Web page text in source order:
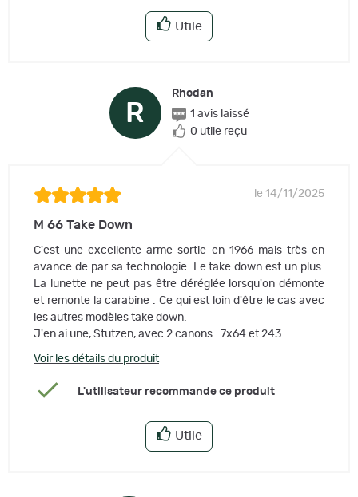
Utile
R
Rhodan
1 avis laissé
0 utile reçu
le 14/11/2025
M 66 Take Down
C'est une excellente arme sortie en 1966 mais très en
avance de par sa technologie. Le take down est un plus.
La lunette ne peut pas être déréglée lorsqu'on démonte
et remonte la carabine . Ce qui est loin d'être le cas avec
les autres modèles take down.
J'en ai une, Stutzen, avec 2 canons : 7x64 et 243
Voir les détails du produit
L'utilisateur recommande ce produit
Utile